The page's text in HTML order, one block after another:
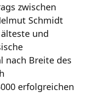
zwischen
Schmidt
und
nach Breite des
erfolgreichen